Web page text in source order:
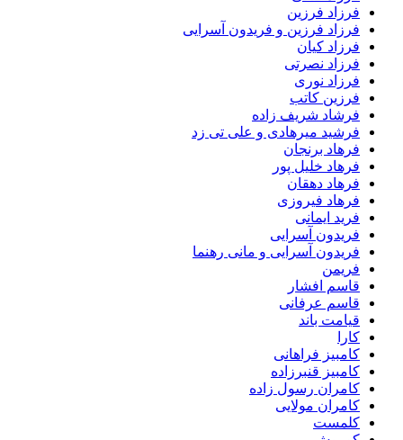
فرزاد فرزین
فرزاد فرزین و فریدون آسرایی
فرزاد کیان
فرزاد نصرتی
فرزاد نوری
فرزین کاتب
فرشاد شریف زاده
فرشید میرهادی و علی تی زد
فرهاد برنجان
فرهاد خلیل پور
فرهاد دهقان
فرهاد فیروزی
فرید ایمانی
فریدون آسرایی
فریدون آسرایی و مانی رهنما
فریمن
قاسم افشار
قاسم عرفانی
قیامت باند
کارا
کامبیز فراهانی
کامبیز قنبرزاده
کامران رسول زاده
کامران مولایی
کلمست